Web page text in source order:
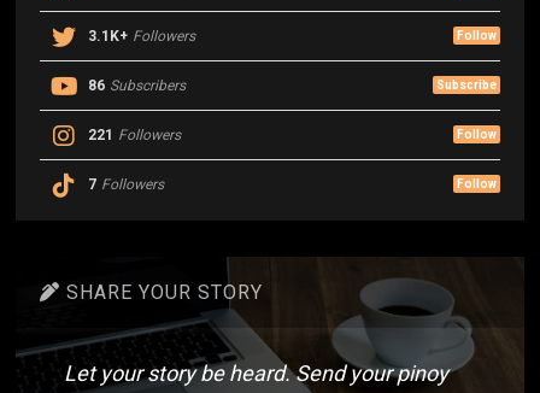
3.1K+ Followers Follow
86 Subscribers Subscribe
221 Followers Follow
7 Followers Follow
SHARE YOUR STORY
Let your story be heard. Send your pinoy